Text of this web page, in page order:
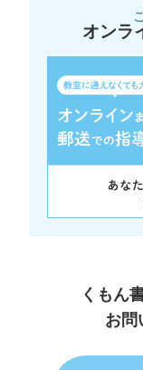
オンラ
くもん
お問